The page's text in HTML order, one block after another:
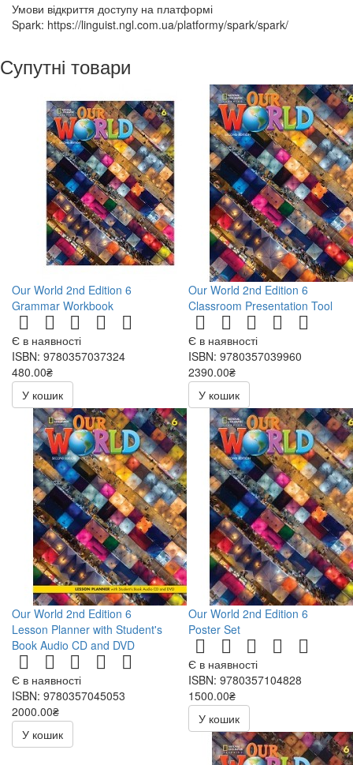
Умови відкриття доступу на платформі
Spark: https://linguist.ngl.com.ua/platformy/spark/spark/
Супутні товари
Our World 2nd Edition 6
Grammar Workbook
Є в наявності
ISBN: 9780357037324
480.00₴
У кошик
Our World 2nd Edition 6
Classroom Presentation Tool
Є в наявності
ISBN: 9780357039960
2390.00₴
У кошик
Our World 2nd Edition 6
Lesson Planner with Student's
Book Audio CD and DVD
Є в наявності
ISBN: 9780357045053
2000.00₴
У кошик
Our World 2nd Edition 6
Poster Set
Є в наявності
ISBN: 9780357104828
1500.00₴
У кошик